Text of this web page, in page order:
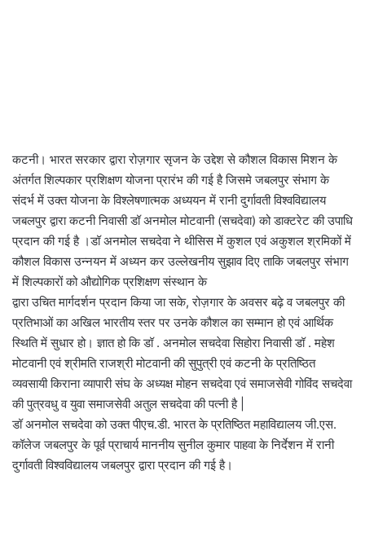
कटनी। भारत सरकार द्वारा रोज़गार सृजन के उद्देश से कौशल विकास मिशन के
अंतर्गत शिल्पकार प्रशिक्षण योजना प्रारंभ की गई है जिसमे जबलपुर संभाग के
संदर्भ में उक्त योजना के विश्लेषणात्मक अध्ययन में रानी दुर्गावती विश्वविद्यालय
जबलपुर द्वारा कटनी निवासी डॉ अनमोल मोटवानी (सचदेवा) को डाक्टरेट की उपाधि
प्रदान की गई है ।डॉ अनमोल सचदेवा ने थीसिस में कुशल एवं अकुशल श्रमिकों में
कौशल विकास उन्नयन में अध्यन कर उल्लेखनीय सुझाव दिए ताकि जबलपुर संभाग
में शिल्पकारों को औद्योगिक प्रशिक्षण संस्थान के
द्वारा उचित मार्गदर्शन प्रदान किया जा सके, रोज़गार के अवसर बढ़े व जबलपुर की
प्रतिभाओं का अखिल भारतीय स्तर पर उनके कौशल का सम्मान हो एवं आर्थिक
स्थिति में सुधार हो। ज्ञात हो कि डॉ . अनमोल सचदेवा सिहोरा निवासी डॉ . महेश
मोटवानी एवं श्रीमति राजश्री मोटवानी की सुपुत्री एवं कटनी के प्रतिष्ठित
व्यवसायी किराना व्यापारी संघ के अध्यक्ष मोहन सचदेवा एवं समाजसेवी गोविंद सचदेवा
की पुत्रवधु व युवा समाजसेवी अतुल सचदेवा की पत्नी है |
डॉ अनमोल सचदेवा को उक्त पीएच.डी. भारत के प्रतिष्ठित महाविद्यालय जी.एस.
कॉलेज जबलपुर के पूर्व प्राचार्य माननीय सुनील कुमार पाहवा के निर्देशन में रानी
दुर्गावती विश्वविद्यालय जबलपुर द्वारा प्रदान की गई है।